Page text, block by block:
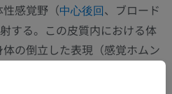
性感覚野（中心後回、ブロード
する。この皮質内における体
の倒立した表現（感覚ホムン